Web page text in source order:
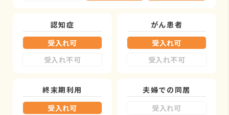
認知症
受入れ可
受入れ不可
がん患者
受入れ可
受入れ不可
終末期利用
受入れ可
夫婦での同居
受入れ可